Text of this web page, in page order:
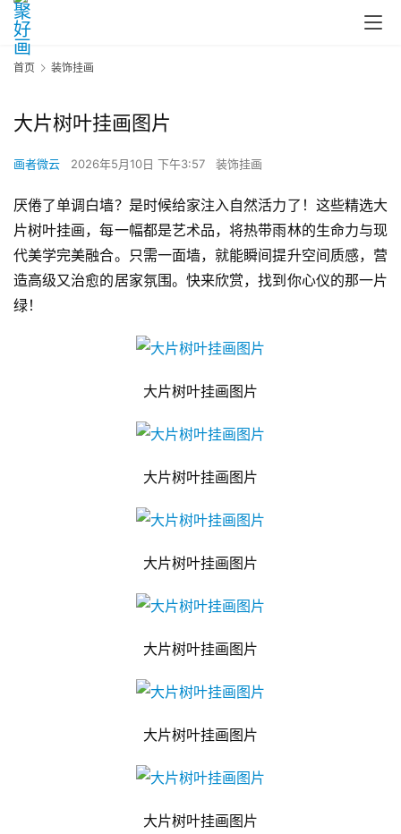
首页 装饰挂画
大片树叶挂画图片
画者微云 2026年5月10日 下午3:57 装饰挂画
厌倦了单调白墙？是时候给家注入自然活力了！这些精选大
片树叶挂画，每一幅都是艺术品，将热带雨林的生命力与现
代美学完美融合。只需一面墙，就能瞬间提升空间质感，营
造高级又治愈的居家氛围。快来欣赏，找到你心仪的那一片
绿！
大片树叶挂画图片
大片树叶挂画图片
大片树叶挂画图片
大片树叶挂画图片
大片树叶挂画图片
大片树叶挂画图片